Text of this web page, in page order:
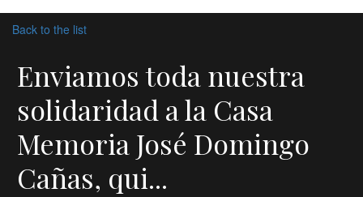
Back to the list
Enviamos toda nuestra
solidaridad a la Casa
Memoria José Domingo
Cañas, qui...